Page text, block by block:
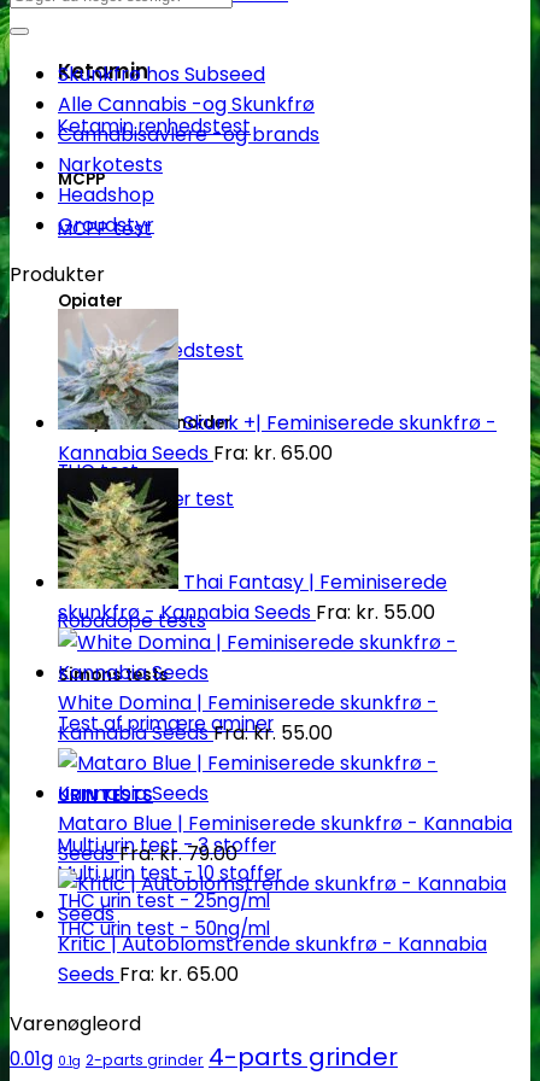
Ketamin
Ketamin renhedstest
MCPP
MCPP test
Opiater
Opiater renhedstest
THC/Cannabinoider
THC test
Cannabinoider test
Robadope
Robadope tests
Simons tests
Test af primære aminer
URIN TESTS
Multi urin test - 3 stoffer
Multi urin test - 10 stoffer
THC urin test - 25ng/ml
THC urin test - 50ng/ml
efter:
Skunkfrø hos Subseed
Alle Cannabis -og Skunkfrø
Cannabisavlere -og brands
Narkotests
Headshop
Groudstyr
Produkter
Skunk +| Feminiserede skunkfrø -
Kannabia Seeds Fra: kr. 65.00
Thai Fantasy | Feminiserede
skunkfrø - Kannabia Seeds Fra: kr. 55.00
White Domina | Feminiserede skunkfrø -
Kannabia SeedsFra:kr. 55.00
Mataro Blue | Feminiserede skunkfrø - Kannabia
SeedsFra:kr.79.00
Kritic | Autoblomstrende skunkfrø - Kannabia
Seeds Fra: kr. 65.00
Varenøgleord
0.01g 0.1g 2-parts grinder 4-parts grinder